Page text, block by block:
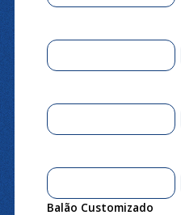
Balão Customizado